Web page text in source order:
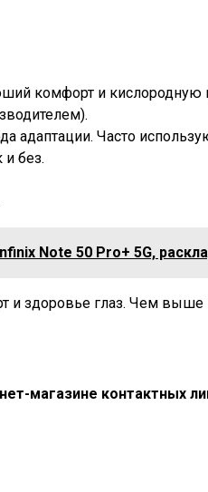
комфорт и
адаптации. Часто
и без.
Note 50 Pro+ 5G,
и здоровье глаз. Чем выше
магазине контактных